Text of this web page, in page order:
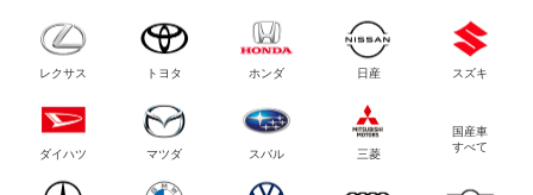
レクサス トヨタ ホンダ 日産 スズキ
ダイハツ マツダ スバル 三菱
国産車
すべて